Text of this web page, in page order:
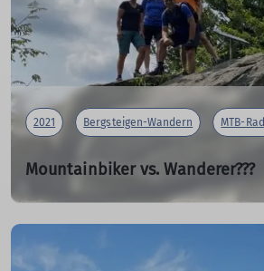
mehr erfahren
2021 Bergsteigen-Wandern MTB-
Mountainbiker vs. Wanderer???
24.08.2021
Diese Frage stellte sich bei der
Dreitannenriegel nicht.